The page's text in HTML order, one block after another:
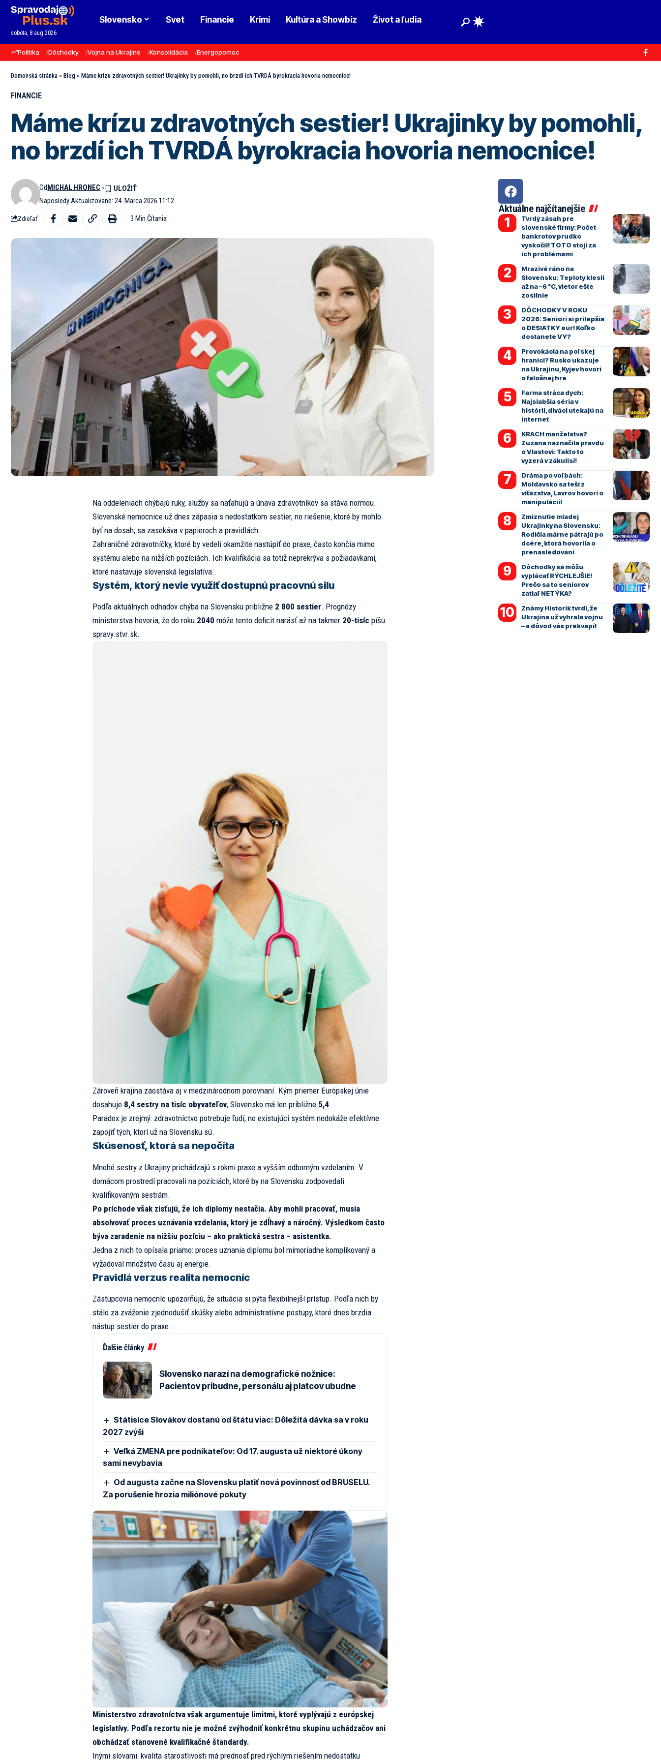
sobota, 8 aug 2026
Slovensko Svet Financie Krimi Kultúra a Showbiz Život a ľudia
Politika Dôchodky Vojna na Ukrajine Konsolidácia Energopomoc
Domovská stránka » Blog » Máme krízu zdravotných sestier! Ukrajinky by pomohli, no brzdí ich TVRDÁ byrokracia hovoria nemocnice!
FINANCIE
Máme krízu zdravotných sestier! Ukrajinky by pomohli,
no brzdí ich TVRDÁ byrokracia hovoria nemocnice!
Naposledy Aktualizované: 24. Marca 2026 11:12
OdMICHAL HRONEC
Zdieľať 3 Min Čítania
Na oddeleniach chýbajú ruky, služby sa naťahujú a únava zdravotníkov sa stáva normou.
Slovenské nemocnice už dnes zápasia s nedostatkom sestier, no riešenie, ktoré by mohlo
byť na dosah, sa zasekáva v papieroch a pravidlách.
Zahraničné zdravotníčky, ktoré by vedeli okamžite nastúpiť do praxe, často končia mimo
systému alebo na nižších pozíciách. Ich kvalifikácia sa totiž neprekrýva s požiadavkami,
ktoré nastavuje slovenská legislatíva.
Systém, ktorý nevie využiť dostupnú pracovnú silu
Podľa aktuálnych odhadov chýba na Slovensku približne 2 800 sestier. Prognózy
ministerstva hovoria, že do roku 2040 môže tento deficit narásť až na takmer 20-tisíc píšu
spravy.stvr.sk.
Zároveň krajina zaostáva aj v medzinárodnom porovnaní. Kým priemer Európskej únie
dosahuje 8,4 sestry na tisíc obyvateľov, Slovensko má len približne 5,4.
Paradox je zrejmý: zdravotníctvo potrebuje ľudí, no existujúci systém nedokáže efektívne
zapojiť tých, ktorí už na Slovensku sú.
Skúsenosť, ktorá sa nepočíta
Mnohé sestry z Ukrajiny prichádzajú s rokmi praxe a vyšším odborným vzdelaním. V
domácom prostredí pracovali na pozíciách, ktoré by na Slovensku zodpovedali
kvalifikovaným sestrám.
Po príchode však zisťujú, že ich diplomy nestačia. Aby mohli pracovať, musia
absolvovať proces uznávania vzdelania, ktorý je zdĺhavý a náročný. Výsledkom často
býva zaradenie na nižšiu pozíciu – ako praktická sestra – asistentka.
Jedna z nich to opísala priamo: proces uznania diplomu bol mimoriadne komplikovaný a
vyžadoval množstvo času aj energie.
Pravidlá verzus realita nemocníc
Zástupcovia nemocníc upozorňujú, že situácia si pýta flexibilnejší prístup. Podľa nich by
stálo za zváženie zjednodušiť skúšky alebo administratívne postupy, ktoré dnes brzdia
nástup sestier do praxe.
Ďalšie články
Slovensko narazí na demografické nožnice:
Pacientov pribudne, personálu aj platcov ubudne
Státisíce Slovákov dostanú od štátu viac: Dôležitá dávka sa v roku
2027 zvýši
Veľká ZMENA pre podnikateľov: Od 17. augusta už niektoré úkony
sami nevybavia
Od augusta začne na Slovensku platiť nová povinnosť od BRUSELU.
Za porušenie hrozia miliónové pokuty
Ministerstvo zdravotníctva však argumentuje limitmi, ktoré vyplývajú z európskej
legislatívy. Podľa rezortu nie je možné zvýhodniť konkrétnu skupinu uchádzačov ani
obchádzať stanovené kvalifikačné štandardy.
Inými slovami: kvalita starostlivosti má prednosť pred rýchlym riešením nedostatku
Aktuálne najčítanejšie
Tvrdý zásah pre
slovenské firmy: Počet
bankrotov prudko
vyskočil! TOTO stojí za
ich problémami
Mrazivé ráno na
Slovensku: Teploty klesli
až na –6 °C, vietor ešte
zosilnie
DÔCHODKY V ROKU
2026: Seniori si prilepšia
o DESIATKY eur! Koľko
dostanete VY?
Provokácia na poľskej
hranici? Rusko ukazuje
na Ukrajinu, Kyjev hovorí
o falošnej hre
Farma stráca dych:
Najslabšia séria v
histórii, diváci utekajú na
internet
KRACH manželstva?
Zuzana naznačila pravdu
o Vlastovi: Takto to
vyzerá v zákulisí!
Dráma po voľbách:
Moldavsko sa teší z
víťazstva, Lavrov hovorí o
manipulácií!
Zmiznutie mladej
Ukrajinky na Slovensku:
Rodičia márne pátrajú po
dcére, ktorá hovorila o
prenasledovaní
Dôchodky sa môžu
vyplácať RÝCHLEJŠIE!
Prečo sa to seniorov
zatiaľ NETÝKA?
Známy Historik tvrdí, že
Ukrajina už vyhrala vojnu
– a dôvod vás prekvapí!